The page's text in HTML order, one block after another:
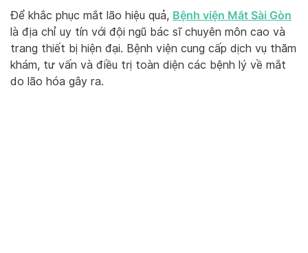
Để khắc phục mắt lão hiệu quả, Bệnh viện Mắt Sài Gòn
là địa chỉ uy tín với đội ngũ bác sĩ chuyên môn cao và
trang thiết bị hiện đại. Bệnh viện cung cấp dịch vụ thăm
khám, tư vấn và điều trị toàn diện các bệnh lý về mắt
do lão hóa gây ra.